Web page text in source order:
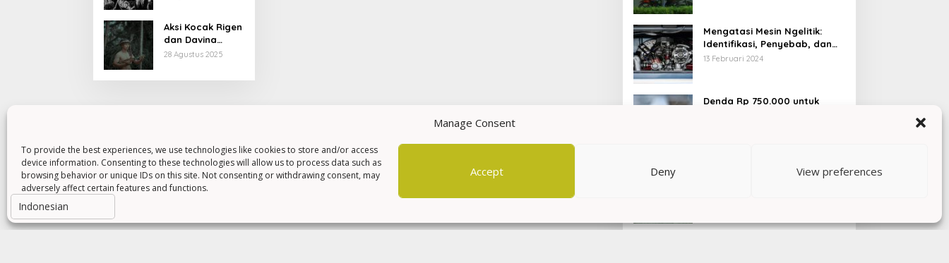
Manage Consent
To provide the best experiences, we use technologies like cookies to store and/or access
device information. Consenting to these technologies will allow us to process data such as
browsing behavior or unique IDs on this site. Not consenting or withdrawing consent, may
adversely affect certain features and functions.
Accept Deny View preferences
Aksi Kocak Rigen
dan Davina
Karamoy di Film
28 Agustus 2025
Mengatasi Mesin Ngelitik:
Identifikasi, Penyebab, dan
Solusi
13 Februari 2024
Denda Rp 750.000 untuk
Kopling Motor: Peran, Tipe,